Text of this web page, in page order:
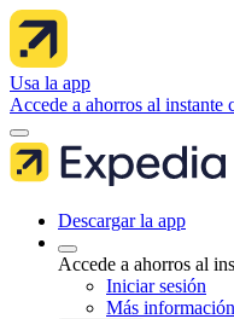
Usa la app
Accede a ahorros al instante
Descargar la app
Accede a ahorros al
Iniciar sesión
Más